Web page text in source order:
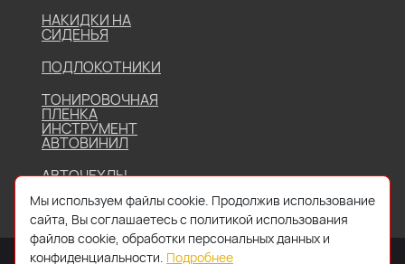
НАКИДКИ НА
СИДЕНЬЯ
ПОДЛОКОТНИКИ
ТОНИРОВОЧНАЯ
ПЛЕНКА
ИНСТРУМЕНТ
АВТОВИНИЛ
АВТОЧЕХЛЫ
Мы используем файлы cookie. Продолжив использование
сайта, Вы соглашаетесь с политикой использования
файлов cookie, обработки персональных данных и
конфиденциальности. Подробнее